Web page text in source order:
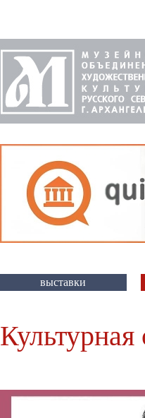
выставки